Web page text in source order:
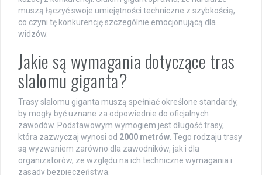
muszą łączyć swoje umiejętności techniczne z szybkością,
co czyni tę konkurencję szczególnie emocjonującą dla
widzów.
Jakie są wymagania dotyczące tras
slalomu giganta?
Trasy slalomu giganta muszą spełniać określone standardy,
by mogły być uznane za odpowiednie do oficjalnych
zawodów. Podstawowym wymogiem jest długość trasy,
która zazwyczaj wynosi od 2000 metrów. Tego rodzaju trasy
są wyzwaniem zarówno dla zawodników, jak i dla
organizatorów, ze względu na ich techniczne wymagania i
zasady bezpieczeństwa.